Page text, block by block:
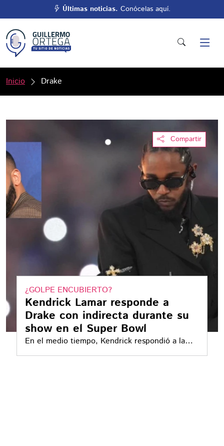
Últimas noticias. Conócelas aquí.
Inicio Drake
Compartir
¿GOLPE ENCUBIERTO?
Kendrick Lamar responde a
Drake con indirecta durante su
show en el Super Bowl
En el medio tiempo, Kendrick respondió a la
demanda que interpuso Drake, avivando su